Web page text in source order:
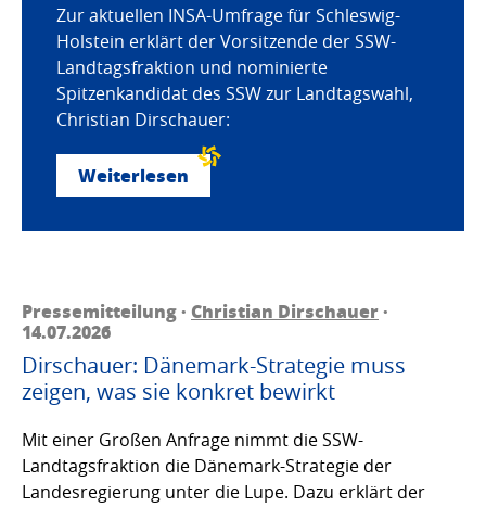
Zur aktuellen INSA-Umfrage für Schleswig-
Holstein erklärt der Vorsitzende der SSW-
Landtagsfraktion und nominierte
Spitzenkandidat des SSW zur Landtagswahl,
Christian Dirschauer:
Weiterlesen
Pressemitteilung · Christian Dirschauer·
14.07.2026
Dirschauer: Dänemark-Strategie muss
zeigen, was sie konkret bewirkt
Mit einer Großen Anfrage nimmt die SSW-
Landtagsfraktion die Dänemark-Strategie der
Landesregierung unter die Lupe. Dazu erklärt der